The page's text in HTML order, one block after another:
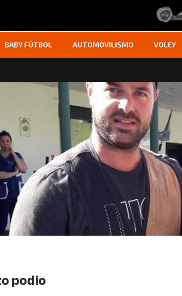
BABY FÚTBOL AUTOMOVILISMO VOLEY
podio